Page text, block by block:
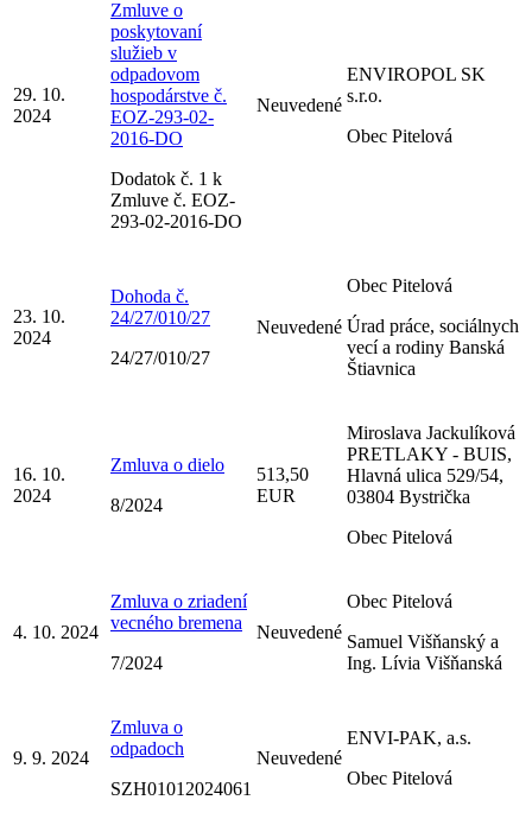
29. 10.
2024
Zmluve o
poskytovaní
služieb v
odpadovom
hospodárstve č.
EOZ-293-02-
2016-DO
Dodatok č. 1 k
Zmluve č. EOZ-
293-02-2016-DO
Neuvedené
ENVIROPOL SK
s.r.o.
Obec Pitelová
23. 10.
2024
Dohoda č.
24/27/010/27
24/27/010/27
Neuvedené
Obec Pitelová
Úrad práce, sociálnych
vecí a rodiny Banská
Štiavnica
16. 10.
2024
Zmluva o dielo
8/2024
513,50
EUR
Miroslava Jackulíková
PRETLAKY - BUIS,
Hlavná ulica 529/54,
03804 Bystrička
Obec Pitelová
4. 10. 2024
Zmluva o zriadení
vecného bremena
7/2024
Neuvedené
Obec Pitelová
Samuel Višňanský a
Ing. Lívia Višňanská
9. 9. 2024
Zmluva o
odpadoch
SZH01012024061
Neuvedené
ENVI-PAK, a.s.
Obec Pitelová